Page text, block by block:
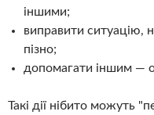
іншими;
виправити ситуацію,
пізно;
допомагати іншим —
Такі дії нібито можуть